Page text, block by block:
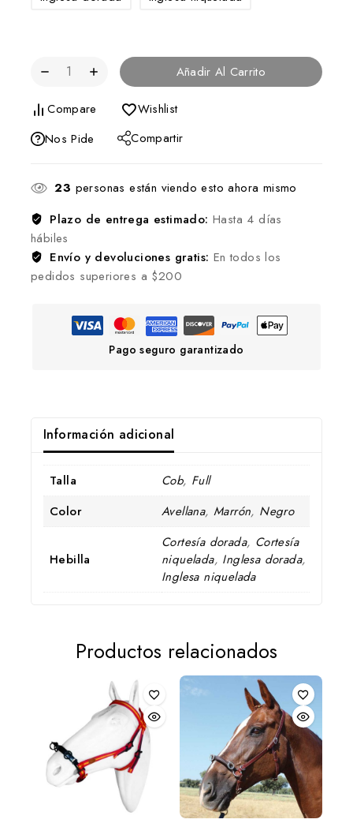
Añadir Al Carrito
Compare
Wishlist
Nos Pide
Compartir
23 personas están viendo esto ahora mismo
Plazo de entrega estimado: Hasta 4 días
hábiles
Envío y devoluciones gratis: En todos los
pedidos superiores a $200
Pago seguro garantizado
Información adicional
Talla Cob, Full
Color
Avellana,Marrón, Negro
Hebilla
Cortesía dorada, Cortesía
niquelada, Inglesa dorada,
Inglesa niquelada
Productos relacionados